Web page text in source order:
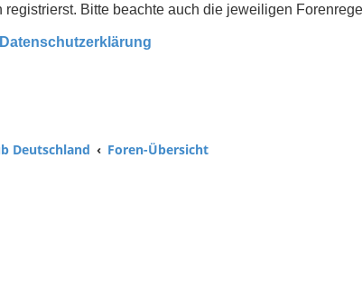
registrierst. Bitte beachte auch die jeweiligen
Datenschutzerklärung
Deutschland Foren-Übersicht